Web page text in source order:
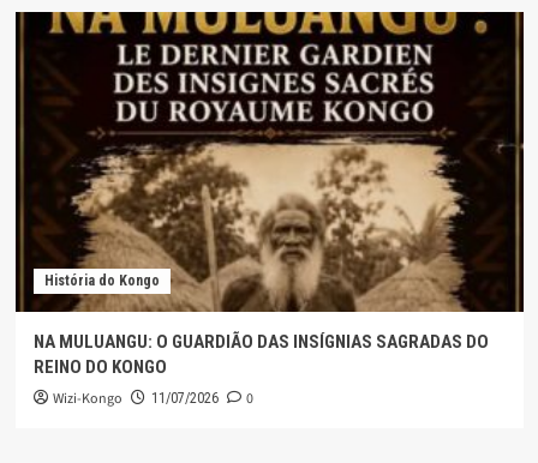
História do Kongo
NA MULUANGU: O GUARDIÃO DAS INSÍGNIAS SAGRADAS DO
REINO DO KONGO
Wizi-Kongo 11/07/2026 0